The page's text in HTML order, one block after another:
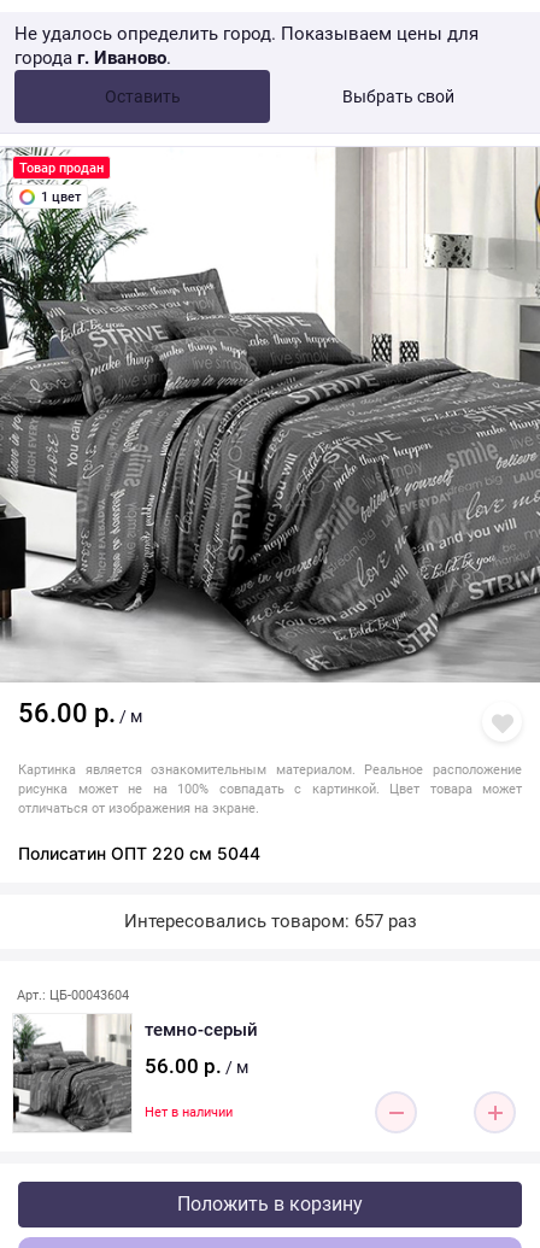
Не удалось определить город. Показываем цены для
города г. Иваново.
Оставить Выбрать свой
от 10 000 ₽ Розница → WB
Товар продан
1 цвет
56.00 р. / м
Картинка является ознакомительным материалом. Реальное расположение
рисунка может не на 100% совпадать с картинкой. Цвет товара может
отличаться от изображения на экране.
Полисатин ОПТ 220 см 5044
Интересовались товаром: 657 раз
Арт.: ЦБ-00043604
темно-серый
56.00 р. / м
Нет в наличии
Положить в корзину